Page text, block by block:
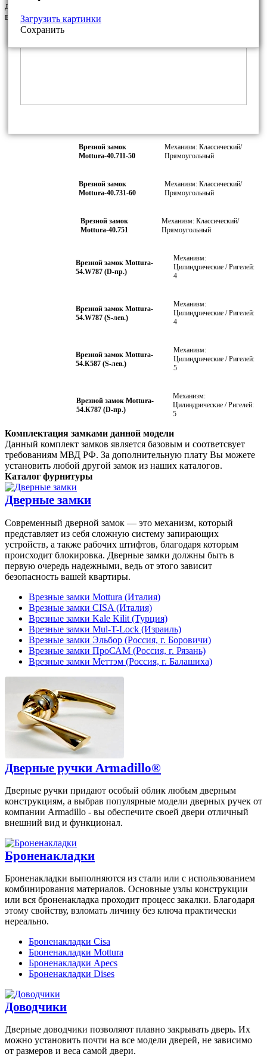
дополнительную плату Вы можете установить любые другие
варианты фурнитуры из нашего каталога
Врезной замок
Mottura-40.711-50
Механизм: Классический/
Прямоугольный
Врезной замок
Mottura-40.731-60
Механизм: Классический/
Прямоугольный
Врезной замок
Mottura-40.751
Механизм: Классический/
Прямоугольный
Врезной замок Mottura-
54.W787 (D-пр.)
Механизм:
Цилиндрические / Ригелей:
4
Врезной замок Mottura-
54.W787 (S-лев.)
Механизм:
Цилиндрические / Ригелей:
4
Врезной замок Mottura-
54.К587 (S-лев.)
Механизм:
Цилиндрические / Ригелей:
5
Врезной замок Mottura-
54.К787 (D-пр.)
Механизм:
Цилиндрические / Ригелей:
5
Комплектация замками данной модели
Данный комплект замков является базовым и соответсвует
требованиям МВД РФ. За дополнительную плату Вы можете
установить любой другой замок из наших каталогов.
Каталог фурнитуры
Дверные замки
Современный дверной замок — это механизм, который
представляет из себя сложную систему запирающих
устройств, а также рабочих штифтов, благодаря которым
происходит блокировка. Дверные замки должны быть в
первую очередь надежными, ведь от этого зависит
безопасность вашей квартиры.
Врезные замки Mottura (Италия)
Врезные замки CISA (Италия)
Врезные замки Kale Kilit (Турция)
Врезные замки Mul-T-Lock (Израиль)
Врезные замки Эльбор (Россия, г. Боровичи)
Врезные замки ПроСАМ (Россия, г. Рязань)
Врезные замки Меттэм (Россия, г. Балашиха)
Дверные ручки Armadillo®
Дверные ручки придают особый облик любым дверным
конструкциям, а выбрав популярные модели дверных ручек от
компании Armadillo - вы обеспечите своей двери отличный
внешний вид и функционал.
Броненакладки
Броненакладки выполняются из стали или с использованием
комбинирования материалов. Основные узлы конструкции
или вся броненакладка проходит процесс закалки. Благодаря
этому свойству, взломать личину без ключа практически
нереально.
Броненакладки Cisa
Броненакладки Mottura
Броненакладки Apecs
Броненакладки Dises
Доводчики
Дверные доводчики позволяют плавно закрывать дверь. Их
можно установить почти на все модели дверей, не зависимо
от размеров и веса самой двери.
Загрузить картинки
Сохранить